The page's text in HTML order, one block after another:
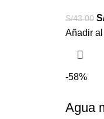
S/43.00
Añadir
-58%
Agua